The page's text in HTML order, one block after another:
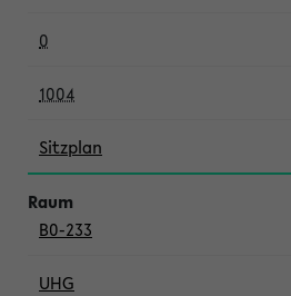
0
1004
Sitzplan
B0-233
UHG